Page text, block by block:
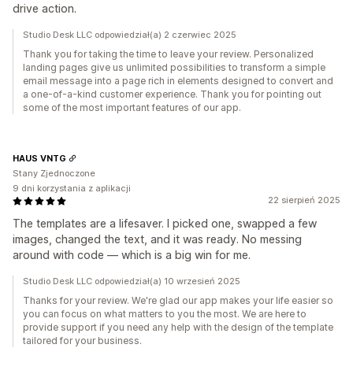
drive action.
Studio Desk LLC odpowiedział(a) 2 czerwiec 2025
Thank you for taking the time to leave your review. Personalized
landing pages give us unlimited possibilities to transform a simple
email message into a page rich in elements designed to convert and
a one-of-a-kind customer experience. Thank you for pointing out
some of the most important features of our app.
22 sierpień 2025
The templates are a lifesaver. I picked one, swapped a few
images, changed the text, and it was ready. No messing
around with code — which is a big win for me.
HAUS VNTG
Stany Zjednoczone
9 dni korzystania z aplikacji
Studio Desk LLC odpowiedział(a) 10 wrzesień 2025
Thanks for your review. We're glad our app makes your life easier so
you can focus on what matters to you the most. We are here to
provide support if you need any help with the design of the template
tailored for your business.